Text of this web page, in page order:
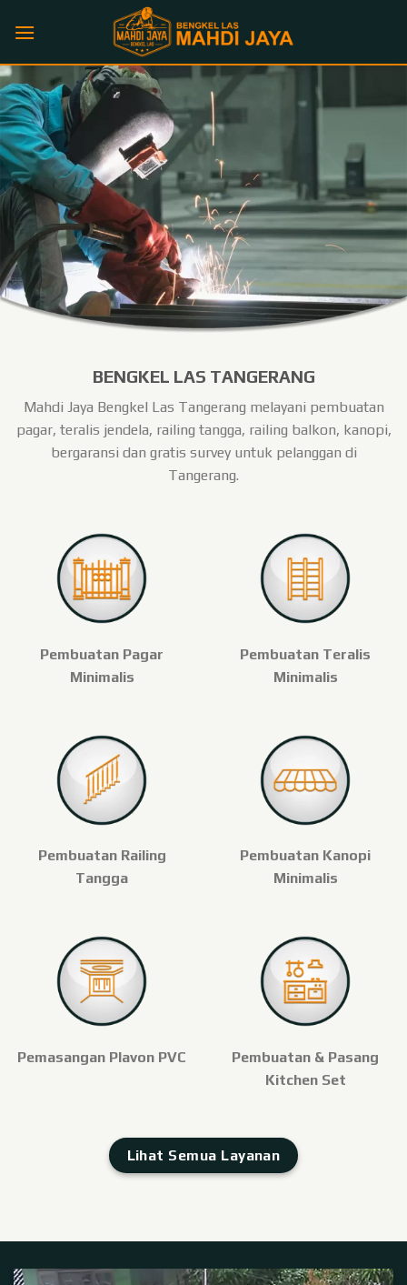
BENGKEL LAS TANGERANG
Mahdi Jaya Bengkel Las Tangerang melayani pembuatan
pagar, teralis jendela, railing tangga, railing balkon, kanopi,
bergaransi dan gratis survey untuk pelanggan di
Tangerang.
Pembuatan Pagar
Minimalis
Pembuatan Teralis
Minimalis
Pembuatan Railing
Tangga
Pembuatan Kanopi
Minimalis
Pemasangan Plavon PVC
Pembuatan & Pasang
Kitchen Set
Lihat Semua Layanan